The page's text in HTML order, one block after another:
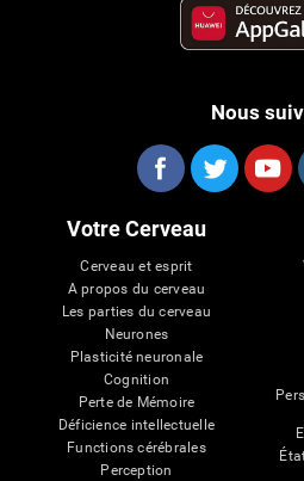
Nous
Votre Cerveau
Cerveau et esprit
A propos du cerveau
Les parties du cerveau
Neurones
Plasticité neuronale
Cognition
Perte de Mémoire
Déficience intellectuelle
Functions cérébrales
Perception